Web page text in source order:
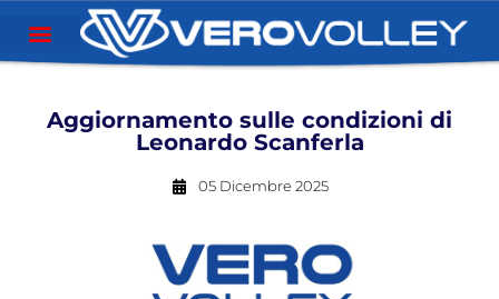
Aggiornamento sulle condizioni di
Leonardo Scanferla
05 Dicembre 2025